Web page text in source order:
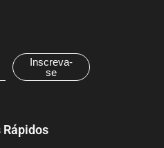
Inscreva-
se
Rápidos